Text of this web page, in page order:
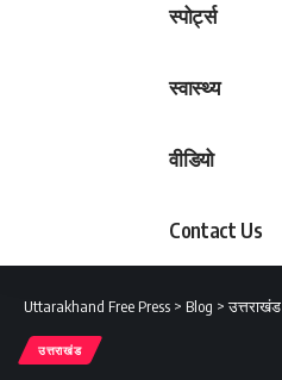
स्पोर्ट्स
स्वास्थ्य
वीडियो
Contact Us
Uttarakhand Free Press > Blog >उत्तराखंड
उत्तराखंड